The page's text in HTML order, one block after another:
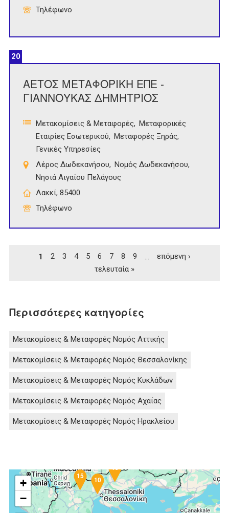
Τηλέφωνο
20
ΑΕΤΟΣ ΜΕΤΑΦΟΡΙΚΗ ΕΠΕ -
ΓΙΑΝΝΟΥΚΑΣ ΔΗΜΗΤΡΙΟΣ
Μετακομίσεις & Μεταφορές
Μεταφορικές
Εταιρίες Εσωτερικού
Μεταφορές Ξηράς
Γενικές Υπηρεσίες
Λέρος Δωδεκανήσου
Νομός Δωδεκανήσου
Νησιά Αιγαίου Πελάγους
Λακκί, 85400
Τηλέφωνο
1 2 3 4 5 6 7 8 9
επόμενη ›
τελευταία »
Περισσότερες κατηγορίες
Μετακομίσεις & Μεταφορές Νομός Αττικής
Μετακομίσεις & Μεταφορές Νομός Θεσσαλονίκης
Μετακομίσεις & Μεταφορές Νομός Κυκλάδων
Μετακομίσεις & Μεταφορές Νομός Αχαΐας
Μετακομίσεις & Μεταφορές Νομός Ηρακλείου
3
10
13
15
+
−